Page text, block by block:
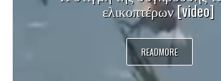
ελικοπτέρων [video]
READMORE